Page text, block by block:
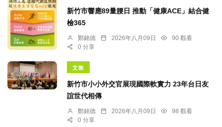
新竹市響應89量腰日 推動「健康ACE」結合健
檢365
鄭銘德 2026年八月09日
90 觀看
0 分享
文教
新竹市小小外交官展現國際軟實力 23年台日友
誼世代相傳
鄭銘德 2026年八月09日
98 觀看
0 分享